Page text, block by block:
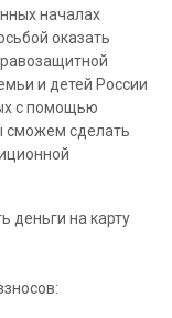
началах
оказать
и детей России
с помощью
сможем сделать
деньги на карту